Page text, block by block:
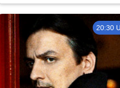
20:30